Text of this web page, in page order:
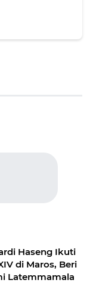
Haseng Ikuti
di Maros, Beri
Latemmamala